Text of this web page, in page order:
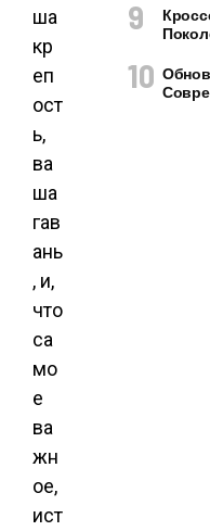
ша
кр
еп
ост
ь,
ва
ша
гав
ань
, и,
что
са
мо
е
ва
жн
ое,
ист